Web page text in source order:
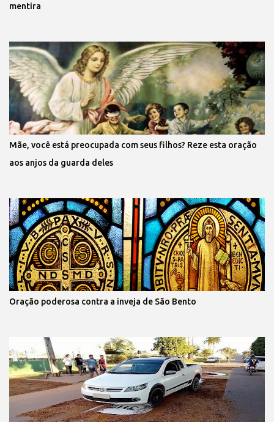
mentira
Mãe, você está preocupada com seus filhos? Reze esta oração
aos anjos da guarda deles
Oração poderosa contra a inveja de São Bento